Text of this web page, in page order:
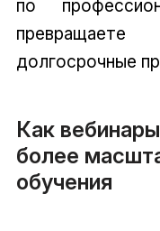
по
долгосрочные
Как
более
обучения